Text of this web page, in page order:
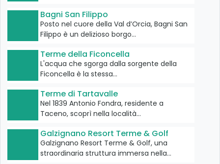
Bagni San Filippo
Posto nel cuore della Val d’Orcia, Bagni San
Filippo è un delizioso borgo…
Terme della Ficoncella
L'acqua che sgorga dalla sorgente della
Ficoncella è la stessa…
Terme di Tartavalle
Nel 1839 Antonio Fondra, residente a
Taceno, scoprì nella località…
Galzignano Resort Terme & Golf
Galzignano Resort Terme & Golf, una
straordinaria struttura immersa nella…